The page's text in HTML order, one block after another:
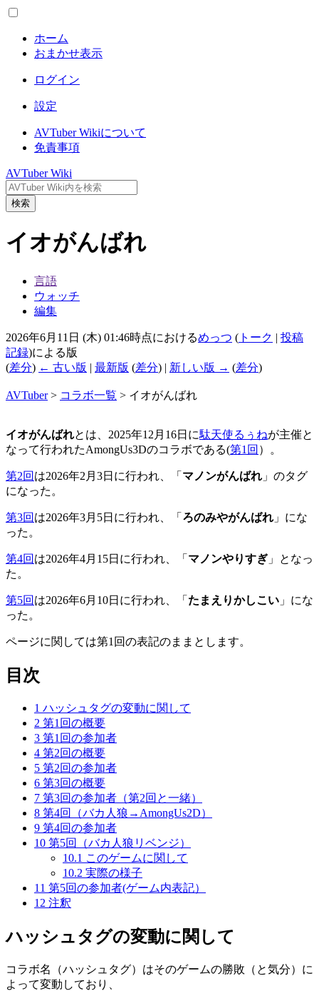
ホーム
おまかせ表示
ログイン
設定
AVTuber Wikiについて
免責事項
AVTuber Wiki
検索
イオがんばれ
言語
ウォッチ
編集
2026年6月11日 (木) 01:46時点におけるめっつ ( トーク | 投稿
記録)による版
(差分) ← 古い版 | 最新版 (差分) | 新しい版 → (差分)
AVTuber> コラボ一覧 > イオがんばれ
イオがんばれとは、2025年12月16日に駄天使るぅねが主催と
なって行われたAmongUs3Dのコラボである(第1回 ）。
第2回 は2026年2月3日に行われ、「 マノンがんばれ 」のタグ
になった。
第3回 は2026年3月5日に行われ、「 ろのみやがんばれ 」にな
った。
第4回 は2026年4月15日に行われ、「 マノンやりすぎ 」となっ
た。
第5回 は2026年6月10日に行われ、「 たまえりかしこい 」にな
った。
ページに関しては第1回の表記のままとします。
目次
1 ハッシュタグの変動に関して
2 第1回の概要
3 第1回の参加者
4 第2回の概要
5 第2回の参加者
6 第3回の概要
7 第3回の参加者（第2回と一緒）
8 第4回（バカ人狼→AmongUs2D）
9 第4回の参加者
10 第5回（バカ人狼リベンジ）
10.1 このゲームに関して
10.2 実際の様子
11 第5回の参加者(ゲーム内表記）
12 注釈
ハッシュタグの変動に関して
コラボ名（ハッシュタグ）はそのゲームの勝敗（と気分）に
よって変動しており、